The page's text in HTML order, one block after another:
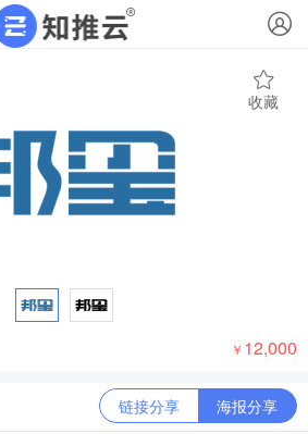
收藏
￥ 12,000
链接分享 海报分享